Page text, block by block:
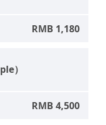
RMB 1,180
）
RMB 4,500